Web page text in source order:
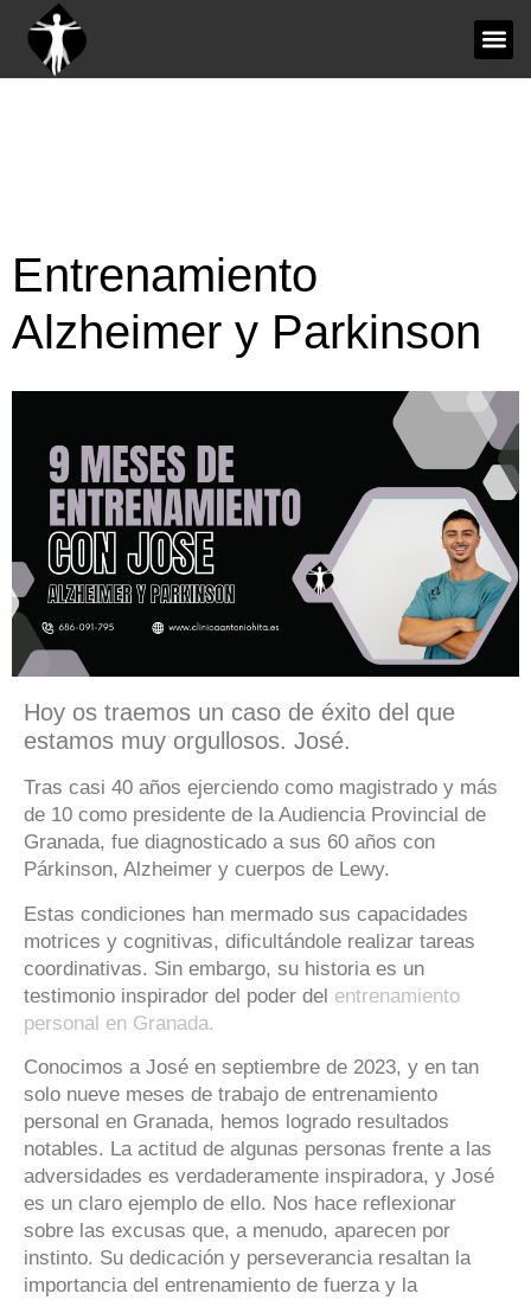
Entrenamiento
Alzheimer y Parkinson
Hoy os traemos un caso de éxito del que
estamos muy orgullosos. José.
Tras casi 40 años ejerciendo como magistrado y más
de 10 como presidente de la Audiencia Provincial de
Granada, fue diagnosticado a sus 60 años con
Párkinson, Alzheimer y cuerpos de Lewy.
Estas condiciones han mermado sus capacidades
motrices y cognitivas, dificultándole realizar tareas
coordinativas. Sin embargo, su historia es un
testimonio inspirador del poder del entrenamiento
personal en Granada.
Conocimos a José en septiembre de 2023, y en tan
solo nueve meses de trabajo de entrenamiento
personal en Granada, hemos logrado resultados
notables. La actitud de algunas personas frente a las
adversidades es verdaderamente inspiradora, y José
es un claro ejemplo de ello. Nos hace reflexionar
sobre las excusas que, a menudo, aparecen por
instinto. Su dedicación y perseverancia resaltan la
importancia del entrenamiento de fuerza y la